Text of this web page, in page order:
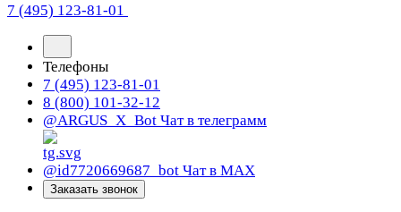
7 (495) 123-81-01
Телефоны
7 (495) 123-81-01
8 (800) 101-32-12
@ARGUS_X_Bot Чат в телеграмм
@id7720669687_bot Чат в МАХ
Заказать звонок